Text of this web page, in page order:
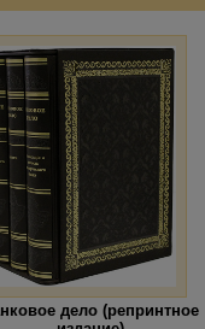
дело (репринтное